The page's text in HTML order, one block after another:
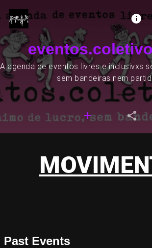
A agenda de eventos livres e inclusivxs
sem bandeiras nem
Past Events